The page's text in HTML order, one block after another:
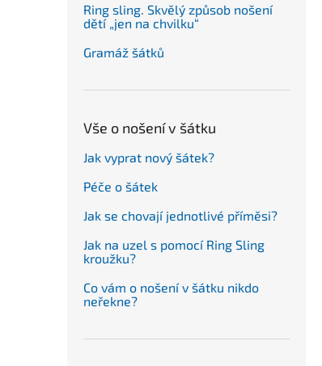
Ring sling. Skvělý způsob nošení
dětí „jen na chvilku“
Gramáž šátků
Vše o nošení v šátku
Jak vyprat nový šátek?
Péče o šátek
Jak se chovají jednotlivé příměsi?
Jak na uzel s pomocí Ring Sling
kroužku?
Co vám o nošení v šátku nikdo
neřekne?